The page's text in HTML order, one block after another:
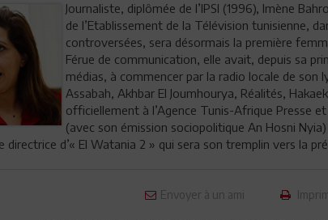
Journaliste, diplômée de l’IPSI (1996), Imène
de l’Etablissement de la Télévision tunisienne,
controversées, sera désormais la première
Férue de communication, elle avait, depuis sa
médias, à commencer par la radio locale de son
Assabah, Akhbar El Joumhourya, Réalités,
officiellement à l’Agence Tunis-Afrique Presse
(avec son émission sociopolitique An Hosni
directrice d’« El Watania 2 » qui sera son tremplin vers la
Envoyer à un ami